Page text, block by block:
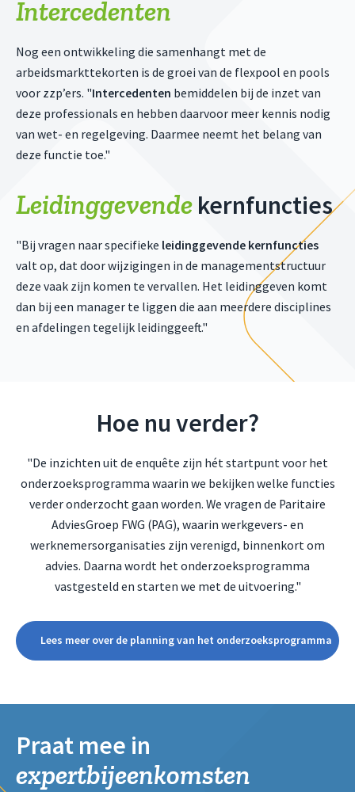
Intercedenten
Nog een ontwikkeling die samenhangt met de
arbeidsmarkttekorten is de groei van de flexpool en pools
voor zzp’ers. "Intercedenten bemiddelen bij de inzet van
deze professionals en hebben daarvoor meer kennis nodig
van wet- en regelgeving. Daarmee neemt het belang van
deze functie toe."
Leidinggevende kernfuncties
"Bij vragen naar specifieke leidinggevende kernfuncties
valt op, dat door wijzigingen in de managementstructuur
deze vaak zijn komen te vervallen. Het leidinggeven komt
dan bij een manager te liggen die aan meerdere disciplines
en afdelingen tegelijk leidinggeeft."
Hoe nu verder?
"De inzichten uit de enquête zijn hét startpunt voor het
onderzoeksprogramma waarin we bekijken welke functies
verder onderzocht gaan worden. We vragen de Paritaire
AdviesGroep FWG (PAG), waarin werkgevers- en
werknemersorganisaties zijn verenigd, binnenkort om
advies. Daarna wordt het onderzoeksprogramma
vastgesteld en starten we met de uitvoering."
Lees meer over de planning van het onderzoeksprogramma
Praat mee in
expertbijeenkomsten